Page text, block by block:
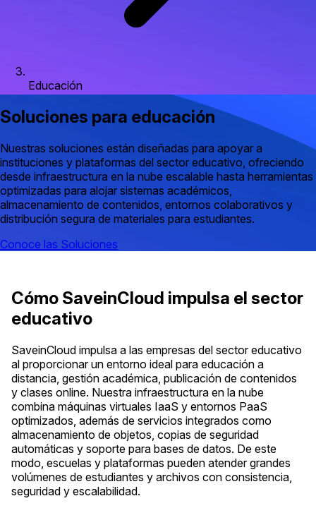
Educación
Soluciones para educación
Nuestras soluciones están diseñadas para apoyar a
instituciones y plataformas del sector educativo, ofreciendo
desde infraestructura en la nube escalable hasta herramientas
optimizadas para alojar sistemas académicos,
almacenamiento de contenidos, entornos colaborativos y
distribución segura de materiales para estudiantes.
Conoce las Soluciones
Cómo SaveinCloud impulsa el sector
educativo
SaveinCloud impulsa a las empresas del sector educativo
al proporcionar un entorno ideal para educación a
distancia, gestión académica, publicación de contenidos
y clases online. Nuestra infraestructura en la nube
combina máquinas virtuales IaaS y entornos PaaS
optimizados, además de servicios integrados como
almacenamiento de objetos, copias de seguridad
automáticas y soporte para bases de datos. De este
modo, escuelas y plataformas pueden atender grandes
volúmenes de estudiantes y archivos con consistencia,
seguridad y escalabilidad.